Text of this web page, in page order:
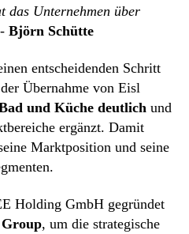
das Unternehmen über
- Björn Schütte
entscheidenden Schritt
Übernahme von Eisl
und Küche deutlich und
ergänzt. Damit
Marktposition und seine
Holding GmbH gegründet
, um die strategische